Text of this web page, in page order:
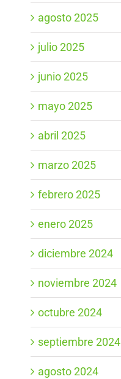
agosto 2025
julio 2025
junio 2025
mayo 2025
abril 2025
marzo 2025
febrero 2025
enero 2025
diciembre 2024
noviembre 2024
octubre 2024
septiembre 2024
agosto 2024